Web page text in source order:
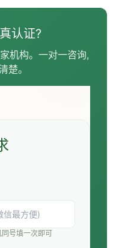
认证?
机构。一对一咨询,
楚。
号填一次即可